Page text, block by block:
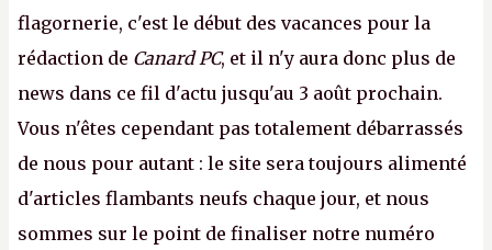
flagornerie, c'est le début des vacances pour la
rédaction de Canard PC, et il n'y aura donc plus de
news dans ce fil d'actu jusqu'au 3 août prochain.
Vous n'êtes cependant pas totalement débarrassés
de nous pour autant : le site sera toujours alimenté
d'articles flambants neufs chaque jour, et nous
sommes sur le point de finaliser notre numéro